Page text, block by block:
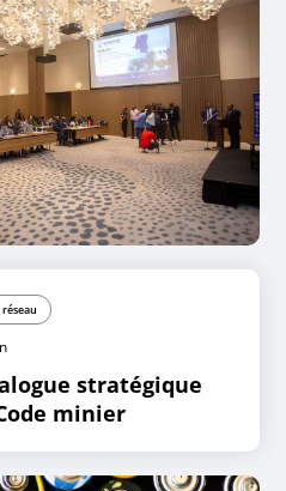
stratégique
minier